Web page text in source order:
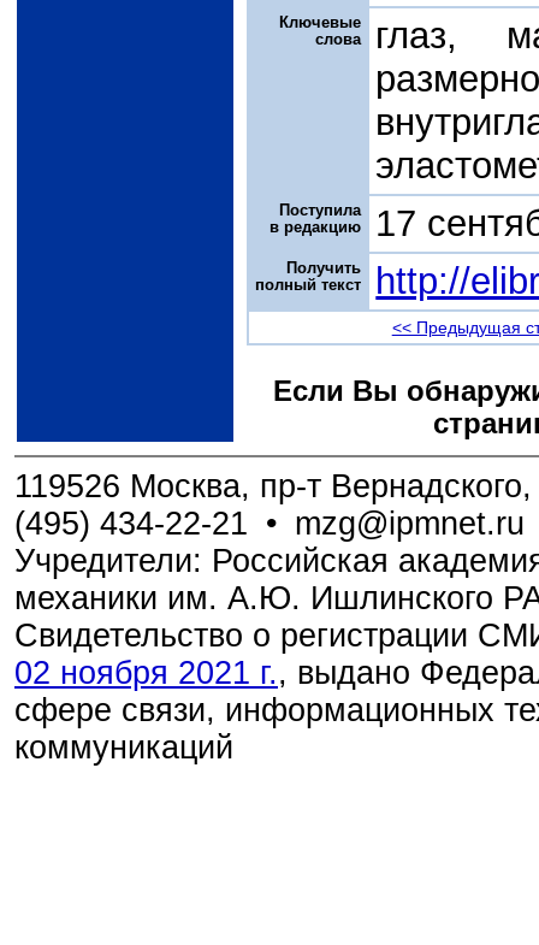
Ключевые
слова
глаз,
Поступила
в редакцию
17
Получить
полный текст
http://
<< Предыдущая
Если Вы
119526 Москва, пр-т
(495) 434-22-21 • mzg@ipmnet.ru
Учредители: Российская
механики им. А.Ю. Ишлинского
Свидетельство о регистрации
02 ноября 2021 г., выдано
сфере связи, информационных
коммуникаций